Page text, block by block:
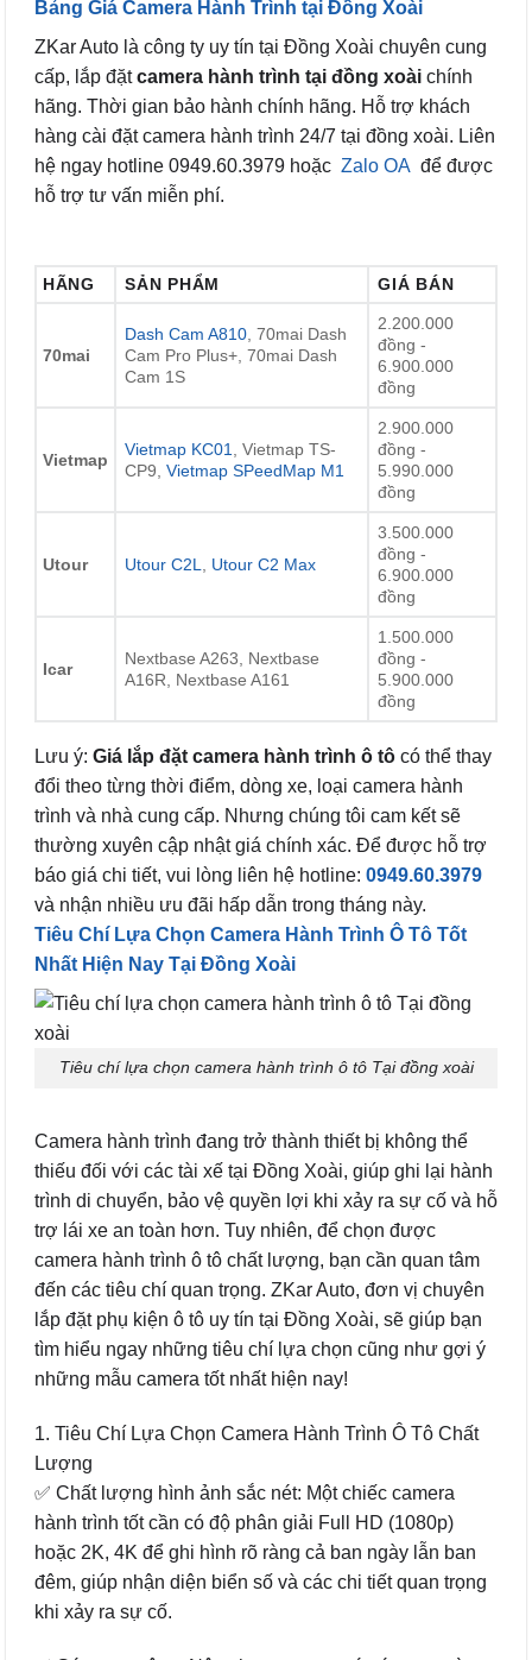
Bảng Giá Camera Hành Trình tại Đồng Xoài
ZKar Auto là công ty uy tín tại Đồng Xoài chuyên cung
cấp, lắp đặtcamera hành trình tại đồng xoài chính
hãng. Thời gian bảo hành chính hãng. Hỗ trợ khách
hàng cài đặt camera hành trình 24/7 tại đồng xoài. Liên
hệ ngay hotline 0949.60.3979 hoặc Zalo OA để được
hỗ trợ tư vấn miễn phí.
HÃNG SẢN PHẨM GIÁ BÁN
70mai
Dash Cam A810 , 70mai Dash
Cam Pro Plus+, 70mai Dash
Cam 1S
2.200.000
đồng -
6.900.000
đồng
Vietmap
Vietmap KC01
, Vietmap TS-
CP9,Vietmap SPeedMap M1
2.900.000
đồng -
5.990.000
đồng
Utour Utour C2L Utour C2 Max
3.500.000
đồng -
6.900.000
đồng
Icar
Nextbase A263, Nextbase
A16R, Nextbase A161
1.500.000
đồng -
5.900.000
đồng
Lưu ý: Giá lắp đặt camera hành trình ô tô có thể thay
đổi theo từng thời điểm, dòng xe, loại camera hành
trình và nhà cung cấp. Nhưng chúng tôi cam kết sẽ
thường xuyên cập nhật giá chính xác. Để được hỗ trợ
báo giá chi tiết, vui lòng liên hệ hotline: 0949.60.3979
và nhận nhiều ưu đãi hấp dẫn trong tháng này.
Tiêu Chí Lựa Chọn Camera Hành Trình Ô Tô Tốt
Nhất Hiện Nay Tại Đồng Xoài
Tiêu chí lựa chọn camera hành trình ô tô Tại đồng xoài
Camera hành trình đang trở thành thiết bị không thể
thiếu đối với các tài xế tại Đồng Xoài, giúp ghi lại hành
trình di chuyển, bảo vệ quyền lợi khi xảy ra sự cố và hỗ
trợ lái xe an toàn hơn. Tuy nhiên, để chọn được
camera hành trình ô tô chất lượng, bạn cần quan tâm
đến các tiêu chí quan trọng. ZKar Auto, đơn vị chuyên
lắp đặt phụ kiện ô tô uy tín tại Đồng Xoài, sẽ giúp bạn
tìm hiểu ngay những tiêu chí lựa chọn cũng như gợi ý
những mẫu camera tốt nhất hiện nay!
1. Tiêu Chí Lựa Chọn Camera Hành Trình Ô Tô Chất
Lượng
✅ Chất lượng hình ảnh sắc nét: Một chiếc camera
hành trình tốt cần có độ phân giải Full HD (1080p)
hoặc 2K, 4K để ghi hình rõ ràng cả ban ngày lẫn ban
đêm, giúp nhận diện biển số và các chi tiết quan trọng
khi xảy ra sự cố.